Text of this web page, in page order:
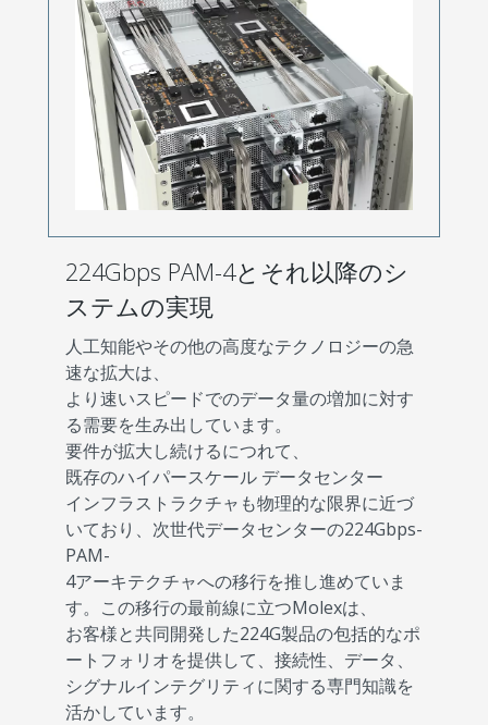
224Gbps PAM-4とそれ以降のシ
ステムの実現
人工知能やその他の高度なテクノロジーの急
速な拡大は、
より速いスピードでのデータ量の増加に対す
る需要を生み出しています。
要件が拡大し続けるにつれて、
既存のハイパースケール データセンター
インフラストラクチャも物理的な限界に近づ
いており、次世代データセンターの224Gbps-
PAM-
4アーキテクチャへの移行を推し進めていま
す。この移行の最前線に立つMolexは、
お客様と共同開発した224G製品の包括的なポ
ートフォリオを提供して、接続性、データ、
シグナルインテグリティに関する専門知識を
活かしています。